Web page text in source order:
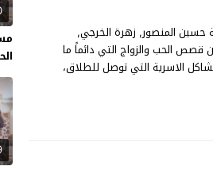
مسلسل "منطقة امنة" حلقة 13 كاملة من بطولة حسين المنصور, زهرة الخرجي,
الحب والزواج التي دائماً ما
الاسرية التي توصل للطلاق،